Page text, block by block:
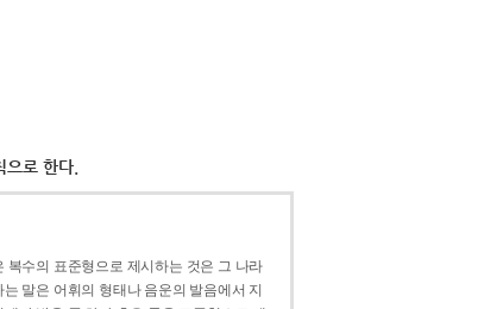
로 한다.
수의 표준형으로 제시하는 것은 그 나라
말은 어휘의 형태나 음운의 발음에서 지